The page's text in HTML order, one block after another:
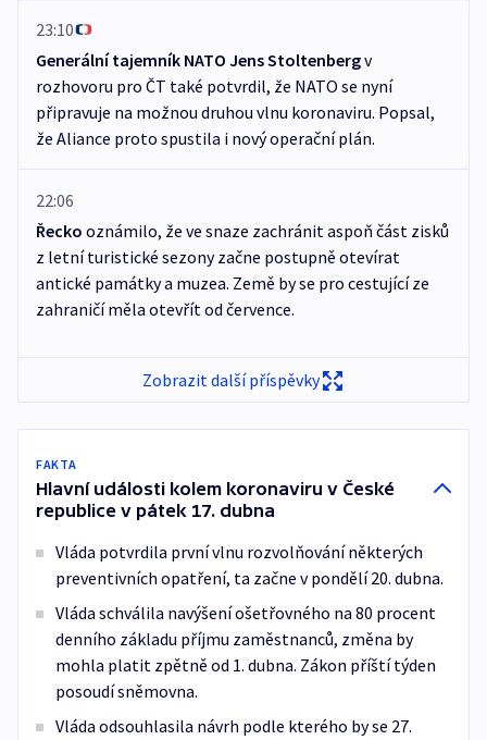
23:10
Generální tajemník NATO Jens Stoltenbergv
rozhovoru pro ČT také potvrdil, že NATO se nyní
připravuje na možnou druhou vlnu koronaviru. Popsal,
že Aliance proto spustila i nový operační plán.
22:06
Řecko oznámilo, že ve snaze zachránit aspoň část zisků
z letní turistické sezony začne postupně otevírat
antické památky a muzea. Země by se pro cestující ze
zahraničí měla otevřít od července.
Zobrazit další příspěvky
FAKTA
Hlavní události kolem koronaviru v České
republice v pátek 17. dubna
Vláda potvrdila první vlnu rozvolňování některých
preventivních opatření, ta začne v pondělí 20. dubna.
Vláda schválila navýšení ošetřovného na 80 procent
denního základu příjmu zaměstnanců, změna by
mohla platit zpětně od 1. dubna. Zákon příští týden
posoudí sněmovna.
Vláda odsouhlasila návrh podle kterého by se 27.